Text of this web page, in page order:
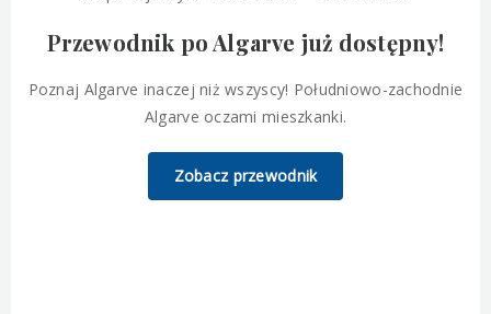
Przewodnik po Algarve już dostępny!
Poznaj Algarve inaczej niż wszyscy! Południowo-zachodnie
Algarve oczami mieszkanki.
Zobacz przewodnik